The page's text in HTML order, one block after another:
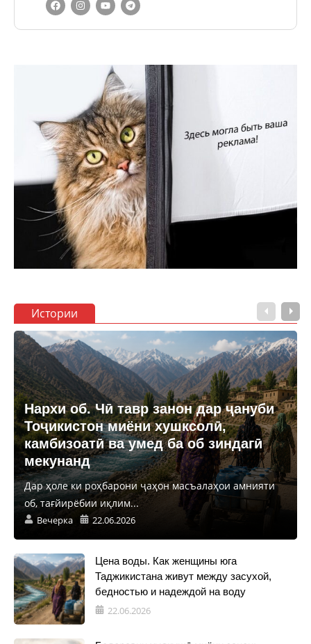
Истории
Нархи об. Чӣ тавр занон дар ҷануби
Тоҷикистон миёни хушксолӣ,
камбизоатӣ ва умед ба об зиндагӣ
мекунанд
Дар ҳоле ки роҳбарони ҷаҳон масъалаҳои амнияти
об, тағйирёбии иқлим...
Вечерка 22.06.2026
Цена воды. Как женщины юга
Таджикистана живут между засухой,
бедностью и надеждой на воду
22.06.2026